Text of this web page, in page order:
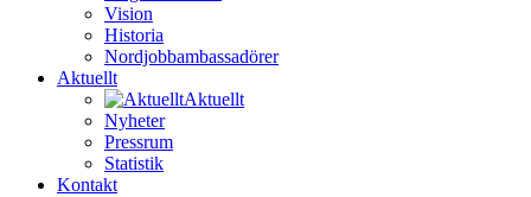
Vision
Historia
Nordjobbambassadörer
Aktuellt
Aktuellt
Nyheter
Pressrum
Statistik
Kontakt